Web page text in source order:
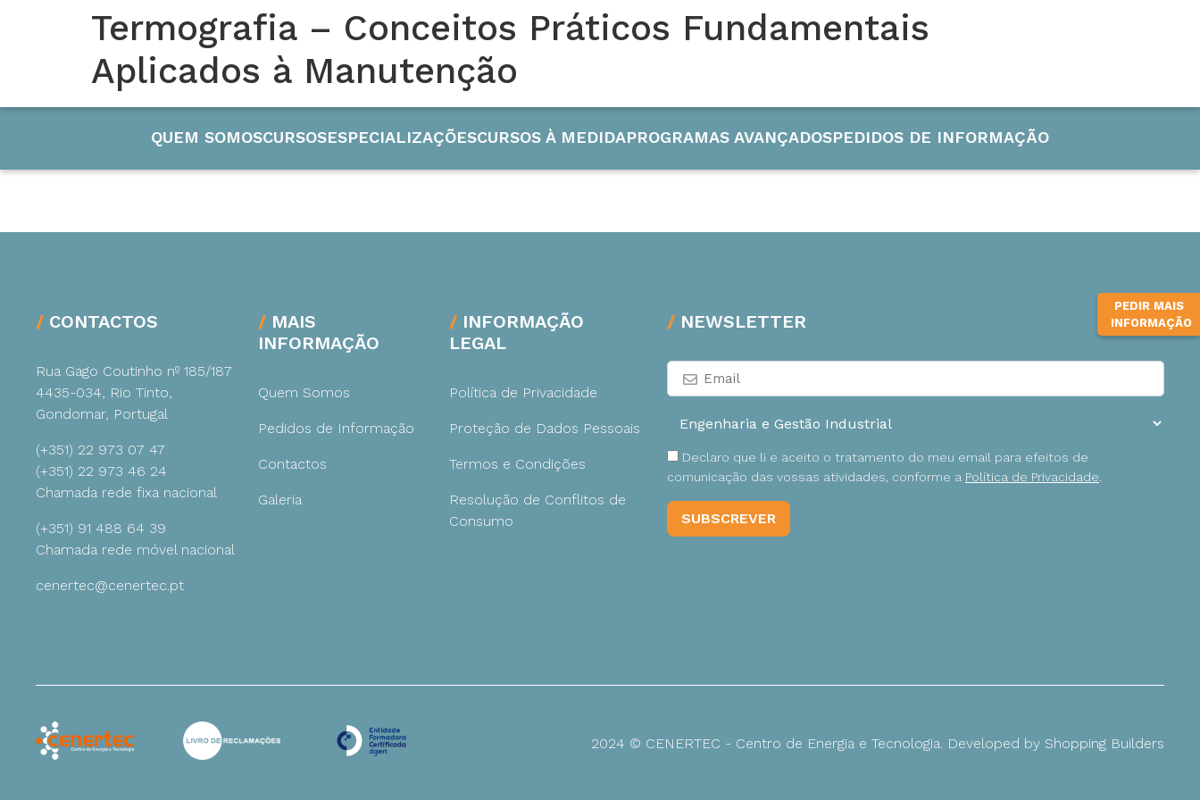
45 ANOS
AO SERVIÇO DA FORMAÇÃO
QUEM SOMOSCURSOS
Eletricidade e Energia
Manutenção
ESPECIALIZAÇÕESCURSOS À MEDIDAPROGRAMAS AVANÇADOSPEDIDOS DE INFORMAÇÃO
PEDIR MAIS
INFORMAÇÃO
Termografia – Conceitos Práticos Fundamentais
Aplicados à Manutenção
CONTACTOS
Rua Gago Coutinho nº 185/187
4435-034, Rio Tinto,
Gondomar, Portugal
(+351) 22 973 07 47
(+351) 22 973 46 24
Chamada rede fixa nacional
(+351) 91 488 64 39
Chamada rede móvel nacional
cenertec@cenertec.pt
MAIS
INFORMAÇÃO
Quem Somos
Pedidos de Informação
Contactos
Galeria
INFORMAÇÃO
LEGAL
Política de Privacidade
Proteção de Dados Pessoais
Termos e Condições
Resolução de Conflitos de
Consumo
NEWSLETTER
Declaro que li e aceito o tratamento do meu email para efeitos de
comunicação das vossas atividades, conforme a Política de Privacidade
2024 © CENERTEC - Centro de Energia e Tecnologia. Developed by Shopping Builders